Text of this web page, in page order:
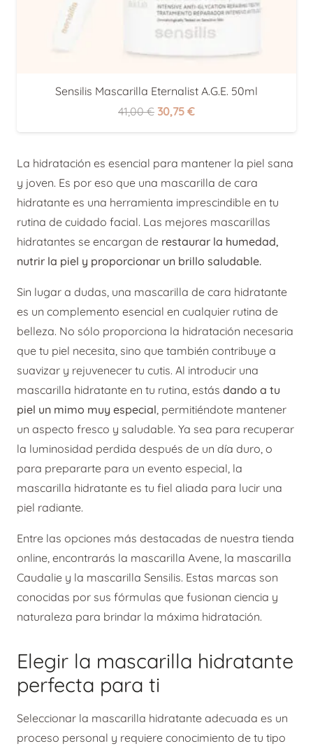
Sensilis Mascarilla Eternalist A.G.E. 50ml
41,00€ El
precio
era:
41,00 €.
30,75 €El
precio
es:
30,75 €.
La hidratación es esencial para mantener la piel sana
y joven. Es por eso que una mascarilla de cara
hidratante es una herramienta imprescindible en tu
rutina de cuidado facial. Las mejores mascarillas
hidratantes se encargan de restaurar la humedad,
nutrir la piel y proporcionar un brillo saludable.
Sin lugar a dudas, una mascarilla de cara hidratante
es un complemento esencial en cualquier rutina de
belleza. No sólo proporciona la hidratación necesaria
que tu piel necesita, sino que también contribuye a
suavizar y rejuvenecer tu cutis. Al introducir una
mascarilla hidratante en tu rutina, estás dando a tu
piel un mimo muy especial , permitiéndote mantener
un aspecto fresco y saludable. Ya sea para recuperar
la luminosidad perdida después de un día duro, o
para prepararte para un evento especial, la
mascarilla hidratante es tu fiel aliada para lucir una
piel radiante.
Entre las opciones más destacadas de nuestra tienda
online, encontrarás la mascarilla Avene, la mascarilla
Caudalie y la mascarilla Sensilis. Estas marcas son
conocidas por sus fórmulas que fusionan ciencia y
naturaleza para brindar la máxima hidratación.
Elegir la mascarilla hidratante
perfecta para ti
Seleccionar la mascarilla hidratante adecuada es un
proceso personal y requiere conocimiento de tu tipo